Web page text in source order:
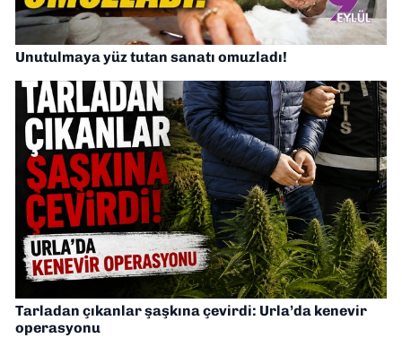
Unutulmaya yüz tutan sanatı omuzladı!
Tarladan çıkanlar şaşkına çevirdi: Urla’da kenevir
operasyonu